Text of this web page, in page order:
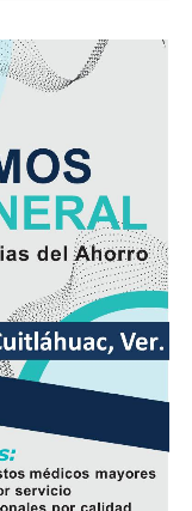
llamas. No se
evacuar
en el
y
el
si el fuego fue
cortocircuito o
investigaciones
origen del